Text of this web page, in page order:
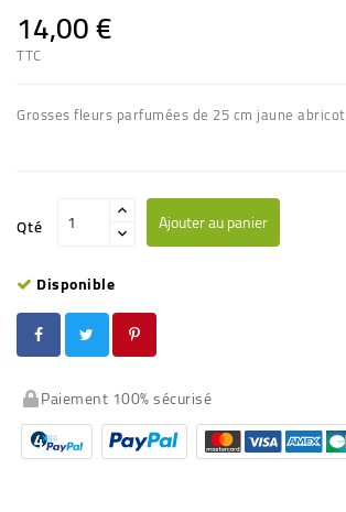
14,00 €
TTC
Grosses fleurs parfumées de 25 cm jaune abricot
Qté Ajouter au panier
Disponible
Paiement 100% sécurisé